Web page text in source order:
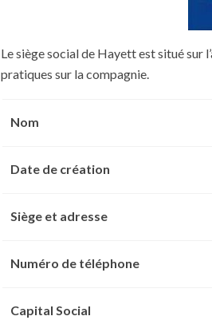
Le siège social de Hayett est situé sur
pratiques sur la compagnie.
Nom
Date de création
Siège et adresse
Numéro de téléphone
Capital Social